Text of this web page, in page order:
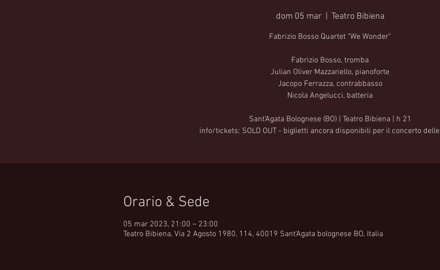
dom 05 mar
  |
Teatro Bibiena
Fabrizio Bosso Quartet "We Wonder"
Fabrizio Bosso, tromba
Julian Oliver Mazzariello, pianoforte
Jacopo Ferrazza, contrabbasso
Nicola Angelucci, batteria
Sant'Agata Bolognese (BO) | Teatro Bibiena | h 21
info/tickets: SOLD OUT - biglietti ancora disponibili per il concerto
Orario & Sede
05 mar 2023, 21:00 – 23:00
Teatro Bibiena, Via 2 Agosto 1980, 114, 40019 Sant'Agata bolognese BO, Italia